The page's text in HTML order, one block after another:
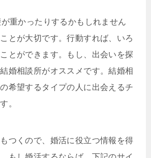
重かったりするかもしれません
とが大切です。行動すれば、いろ
とができます。もし、出会いを探
婚相談所がオススメです。結婚相
希望するタイプの人に出会えるチ
。
つくので、婚活に役立つ情報を得